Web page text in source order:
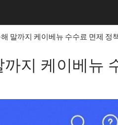
말까지 케이베뉴 수수료 면제 정
지 케이베뉴